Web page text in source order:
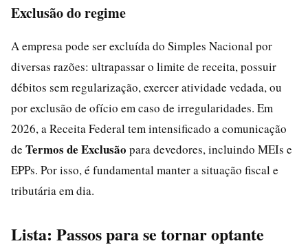
Exclusão do regime
A empresa pode ser excluída do Simples Nacional por
diversas razões: ultrapassar o limite de receita, possuir
débitos sem regularização, exercer atividade vedada, ou
por exclusão de ofício em caso de irregularidades. Em
2026, a Receita Federal tem intensificado a comunicação
de Termos de Exclusão para devedores, incluindo MEIs e
EPPs. Por isso, é fundamental manter a situação fiscal e
tributária em dia.
Lista: Passos para se tornar optante